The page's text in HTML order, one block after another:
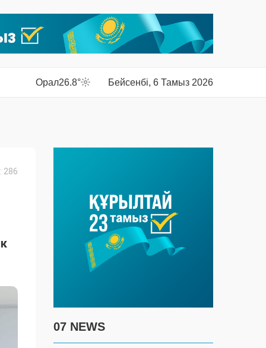
Орал26.8° Бейсенбі, 6 Тамыз 2026
286
07 NEWS